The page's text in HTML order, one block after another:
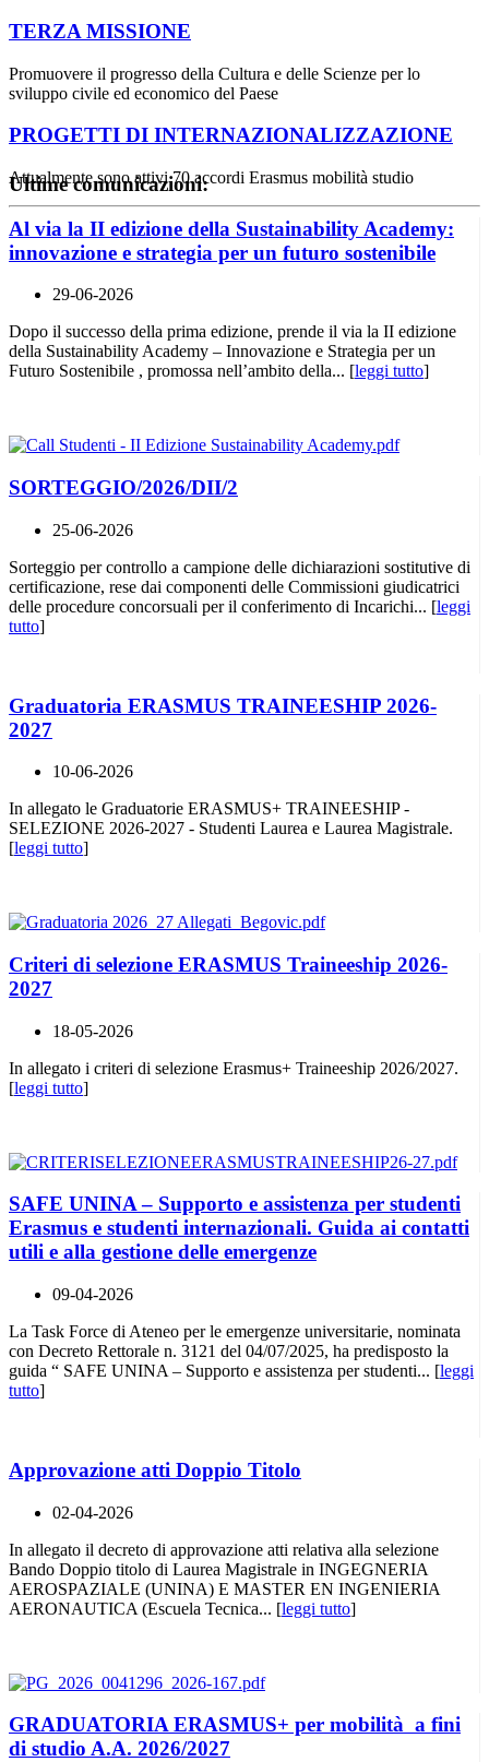
TERZA MISSIONE
Promuovere il progresso della Cultura e delle Scienze per lo
sviluppo civile ed economico del Paese
PROGETTI DI INTERNAZIONALIZZAZIONE
Attualmente sono attivi 70 accordi Erasmus mobilità studio
Ultime comunicazioni:
Al via la II edizione della Sustainability Academy:
innovazione e strategia per un futuro sostenibile
29-06-2026
Dopo il successo della prima edizione, prende il via la II edizione
della Sustainability Academy – Innovazione e Strategia per un
Futuro Sostenibile , promossa nell’ambito della... [leggi tutto]
SORTEGGIO/2026/DII/2
25-06-2026
Sorteggio per controllo a campione delle dichiarazioni sostitutive di
certificazione, rese dai componenti delle Commissioni giudicatrici
delle procedure concorsuali per il conferimento di Incarichi... [leggi
tutto]
Graduatoria ERASMUS TRAINEESHIP 2026-
2027
10-06-2026
In allegato le Graduatorie ERASMUS+ TRAINEESHIP -
SELEZIONE 2026-2027 - Studenti Laurea e Laurea Magistrale.
[leggi tutto]
Criteri di selezione ERASMUS Traineeship 2026-
2027
18-05-2026
In allegato i criteri di selezione Erasmus+ Traineeship 2026/2027.
[leggi tutto]
SAFE UNINA – Supporto e assistenza per studenti
Erasmus e studenti internazionali. Guida ai contatti
utili e alla gestione delle emergenze
09-04-2026
La Task Force di Ateneo per le emergenze universitarie, nominata
con Decreto Rettorale n. 3121 del 04/07/2025, ha predisposto la
guida “ SAFE UNINA – Supporto e assistenza per studenti... [leggi
tutto]
Approvazione atti Doppio Titolo
02-04-2026
In allegato il decreto di approvazione atti relativa alla selezione
Bando Doppio titolo di Laurea Magistrale in INGEGNERIA
AEROSPAZIALE (UNINA) E MASTER EN INGENIERIA
AERONAUTICA (Escuela Tecnica... [leggi tutto]
GRADUATORIA ERASMUS+ per mobilità a fini
di studio A.A. 2026/2027